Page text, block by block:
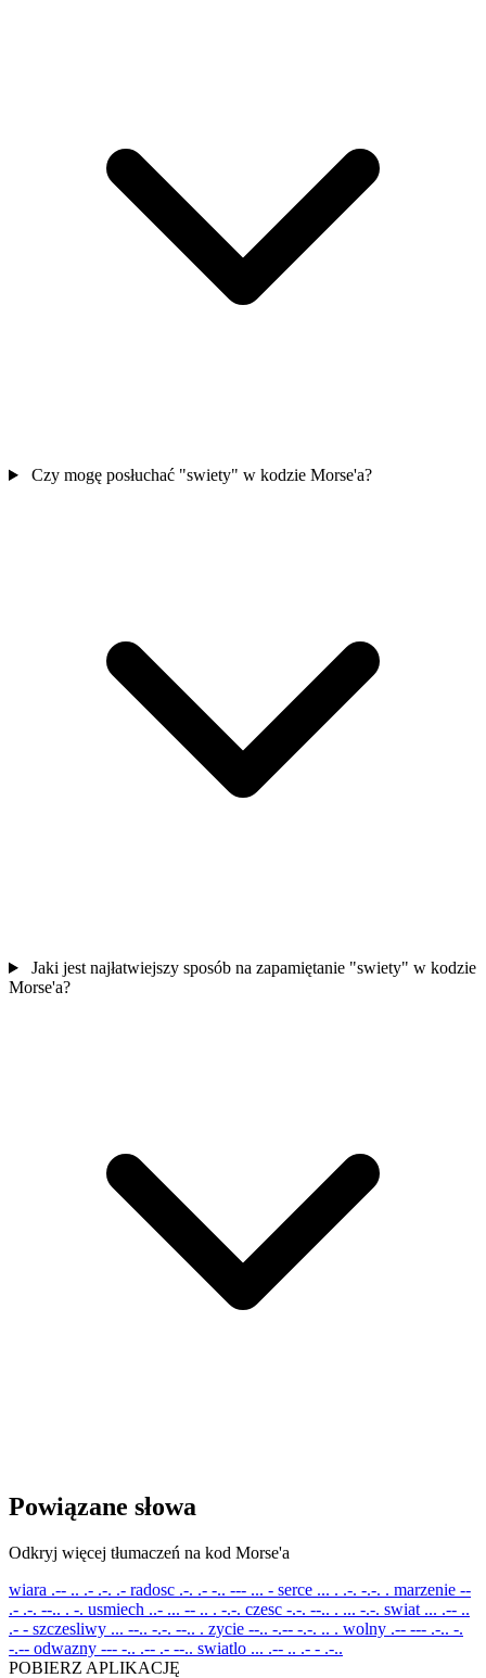
Czy mogę posłuchać "swiety" w kodzie Morse'a?
Jaki jest najłatwiejszy sposób na zapamiętanie "swiety" w kodzie
Morse'a?
Powiązane słowa
Odkryj więcej tłumaczeń na kod Morse'a
wiara .-- .. .- .-. .- radosc .-. .- -.. --- ... - serce ... . .-. -.-. . marzenie --
.- .-. --.. . -. usmiech ..- ... -- .. . -.-. czesc -.-. --.. . ... -.-. swiat ... .-- ..
.- - szczesliwy ... --.. -.-. --.. . zycie --.. -.-- -.-. .. . wolny .-- --- .-.. -.
-.-- odwazny --- -.. .-- .- --.. swiatlo ... .-- .. .- - .-..
POBIERZ APLIKACJĘ